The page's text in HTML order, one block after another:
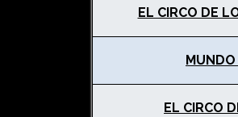
EL CIRCO DE
EL CIRCO